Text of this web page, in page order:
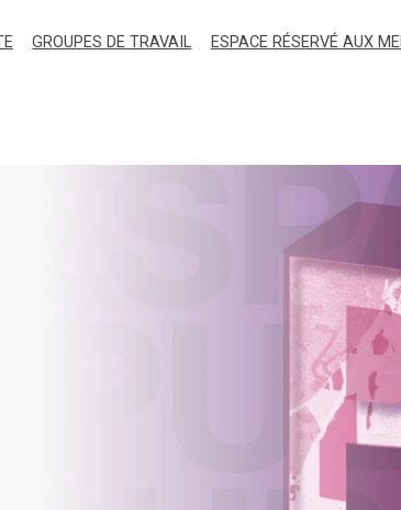
GROUPES DE TRAVAIL ESPACE RÉSERVÉ AUX